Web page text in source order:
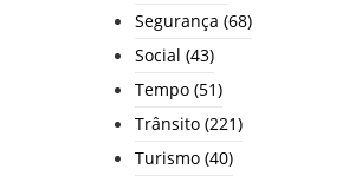
Segurança (68)
Social (43)
Tempo (51)
Trânsito (221)
Turismo (40)